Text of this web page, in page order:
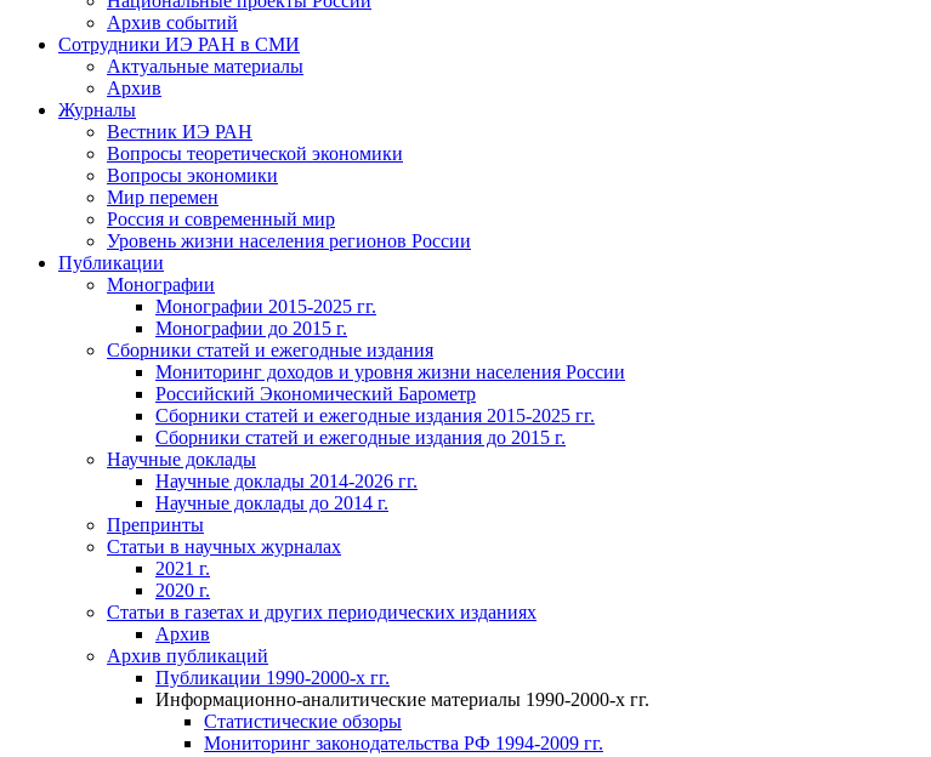
Архив событий
Сотрудники ИЭ РАН в СМИ
Актуальные материалы
Архив
Журналы
Вестник ИЭ РАН
Вопросы теоретической экономики
Вопросы экономики
Мир перемен
Россия и современный мир
Уровень жизни населения регионов России
Публикации
Монографии
Монографии 2015-2025 гг.
Монографии до 2015 г.
Сборники статей и ежегодные издания
Мониторинг доходов и уровня жизни населения России
Российский Экономический Барометр
Сборники статей и ежегодные издания 2015-2025 гг.
Сборники статей и ежегодные издания до 2015 г.
Научные доклады
Научные доклады 2014-2026 гг.
Научные доклады до 2014 г.
Препринты
Статьи в научных журналах
2021 г.
2020 г.
Статьи в газетах и других периодических изданиях
Архив
Архив публикаций
Публикации 1990-2000-х гг.
Информационно-аналитические материалы 1990-2000-х гг.
Статистические обзоры
Мониторинг законодательства РФ 1994-2009 гг.